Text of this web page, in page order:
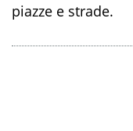
piazze e strade.